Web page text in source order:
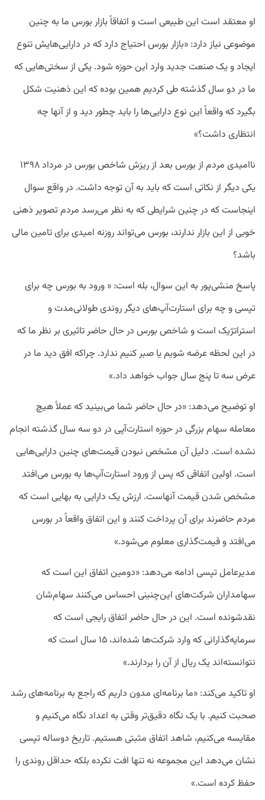
او معتقد است این طبیعی است و اتفاقاً بازار بورس ما به چنین
موضوعی نیاز دارد: «بازار بورس احتیاج دارد که در دارایی‌هایش تنوع
ایجاد و یک صنعت جدید وارد این حوزه شود. یکی از سختی‌هایی که
ما در دو سال گذشته طی کردیم همین بوده که این ذهنیت شکل
بگیرد که واقعاً این نوع دارایی‌ها را باید چطور دید و از آنها چه
انتظاری داشت؟»
ناامیدی مردم از بورس بعد از ریزش شاخص بورس در مرداد ۱۳۹۸
یکی دیگر از نکاتی است که باید به آن توجه داشت. در واقع سوال
اینجاست که در چنین شرایطی که به نظر می‌‌رسد مردم تصویر ذهنی
خوبی از این بازار ندارند، بورس می‌تواند روزنه امیدی برای تامین مالی
باشد؟
پاسخ منشی‌پور به این سوال، بله است: « ورود به بورس چه برای
تپسی و چه برای استارت‌آپ‌های دیگر روندی طولانی‌مدت و
استراتژیک است و شاخص بورس در حال حاضر تاثیری بر نظر ما که
در این لحظه عرضه شویم یا صبر کنیم ندارد. چراکه افق دید ما در
عرض سه تا پنج سال جواب خواهد داد.»
او توضیح می‌دهد: «در حال حاضر شما می‌بینید که عملاً هیچ
معامله‌ سهام بزرگی در حوزه استارت‌آپی در دو سه سال گذشته انجام
نشده است. دلیل آن مشخص نبودن قیمت‌های چنین دارایی‌هایی
است. اولین اتفاقی که پس از ورود استارت‌آپ‌ها به بورس می‌افتد
مشخص شدن قیمت‌ آنهاست. ارزش یک دارایی به بهایی است که
مردم حاضرند برای آن پرداخت کنند و این اتفاق واقعاً در بورس
می‌افتد و قیمت‌گذاری معلوم می‌شود.»
مدیرعامل تپسی ادامه می‌دهد: «دومین اتفاق این است که
سهامداران شرکت‌های این‌چنینی احساس می‌کنند سهام‌شان
نقدشونده است. این در حال حاضر اتفاق رایجی است که
سرمایه‌گذارانی که وارد شرکت‌ها شده‌اند، ۱۵ سال است که
نتوانسته‌اند یک ریال از آن را بردارند.»
او تاکید می‌کند: «ما برنامه‌ای مدون داریم که راجع‌ به برنامه‌های رشد
صحبت کنیم. با یک نگاه دقیق‌تر وقتی به اعداد نگاه می‌کنیم و
مقایسه می‌کنیم، شاهد اتفاق مثبتی هستیم. تاریخ دوساله تپسی
نشان می‌دهد این مجموعه نه تنها افت نکرده بلکه حداقل روندی را
حفظ کرده است.»